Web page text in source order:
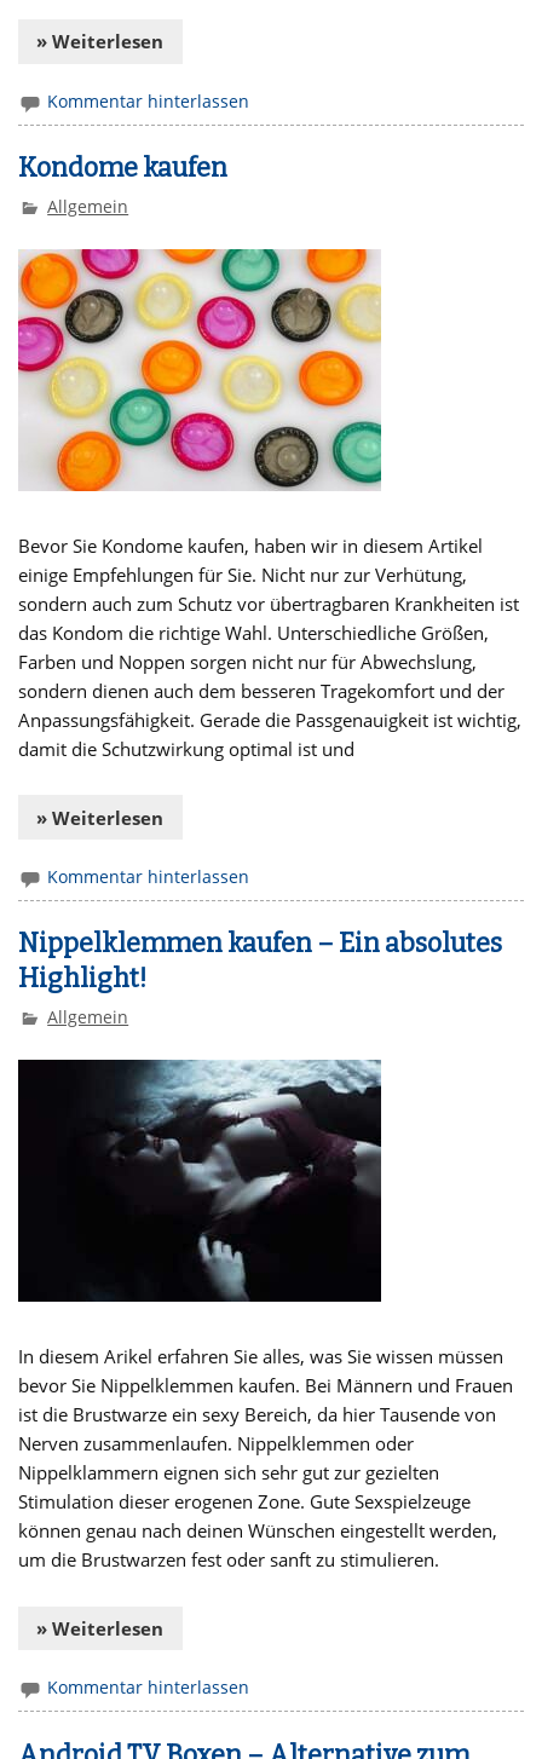
» Weiterlesen
Kommentar hinterlassen
Kondome kaufen
Allgemein
Bevor Sie Kondome kaufen, haben wir in diesem Artikel
einige Empfehlungen für Sie. Nicht nur zur Verhütung,
sondern auch zum Schutz vor übertragbaren Krankheiten ist
das Kondom die richtige Wahl. Unterschiedliche Größen,
Farben und Noppen sorgen nicht nur für Abwechslung,
sondern dienen auch dem besseren Tragekomfort und der
Anpassungsfähigkeit. Gerade die Passgenauigkeit ist wichtig,
damit die Schutzwirkung optimal ist und
» Weiterlesen
Kommentar hinterlassen
Nippelklemmen kaufen – Ein absolutes
Highlight!
Allgemein
In diesem Arikel erfahren Sie alles, was Sie wissen müssen
bevor Sie Nippelklemmen kaufen. Bei Männern und Frauen
ist die Brustwarze ein sexy Bereich, da hier Tausende von
Nerven zusammenlaufen. Nippelklemmen oder
Nippelklammern eignen sich sehr gut zur gezielten
Stimulation dieser erogenen Zone. Gute Sexspielzeuge
können genau nach deinen Wünschen eingestellt werden,
um die Brustwarzen fest oder sanft zu stimulieren.
» Weiterlesen
Kommentar hinterlassen